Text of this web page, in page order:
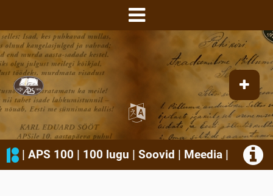
| APS 100 | 100 lugu | Soovid | Meedia|